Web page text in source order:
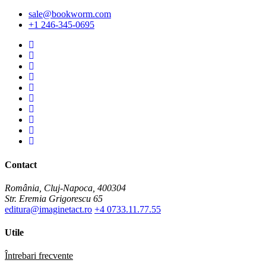
sale@bookworm.com
+1 246-345-0695
Contact
România, Cluj-Napoca, 400304
Str. Eremia Grigorescu 65
editura@imaginetact.ro +4 0733.11.77.55
Utile
Întrebari frecvente